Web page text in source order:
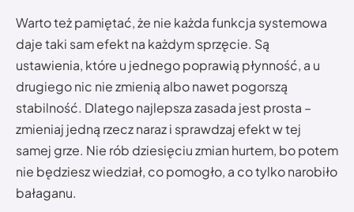
Warto też pamiętać, że nie każda funkcja systemowa
daje taki sam efekt na każdym sprzęcie. Są
ustawienia, które u jednego poprawią płynność, a u
drugiego nic nie zmienią albo nawet pogorszą
stabilność. Dlatego najlepsza zasada jest prosta –
zmieniaj jedną rzecz naraz i sprawdzaj efekt w tej
samej grze. Nie rób dziesięciu zmian hurtem, bo potem
nie będziesz wiedział, co pomogło, a co tylko narobiło
bałaganu.